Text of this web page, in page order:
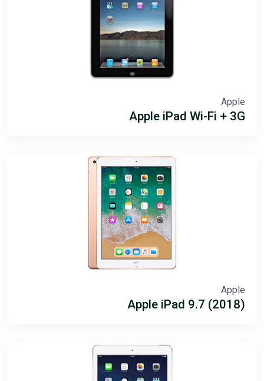
Apple
Apple iPad Wi-Fi + 3G
Apple
Apple iPad 9.7 (2018)